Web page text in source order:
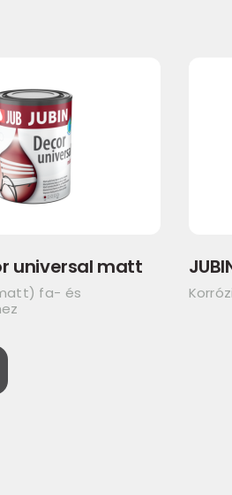
universal matt
fa- és